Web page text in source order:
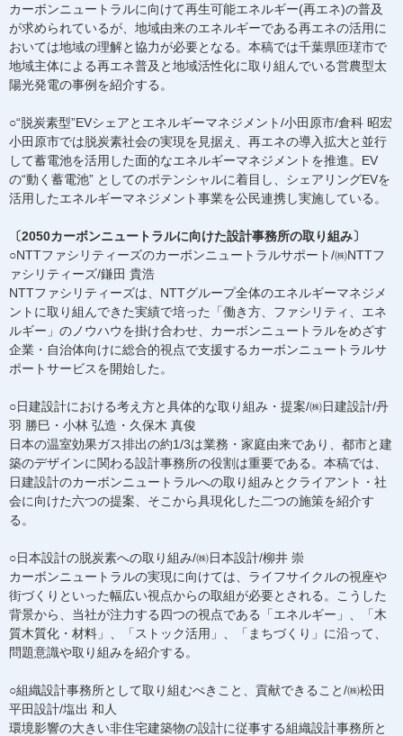
カーボンニュートラルに向けて再生可能エネルギー(再エネ)の普及
が求められているが、地域由来のエネルギーである再エネの活用に
おいては地域の理解と協力が必要となる。本稿では千葉県匝瑳市で
地域主体による再エネ普及と地域活性化に取り組んでいる営農型太
陽光発電の事例を紹介する。
○“脱炭素型”EVシェアとエネルギーマネジメント/小田原市/倉科 昭宏
小田原市では脱炭素社会の実現を見据え、再エネの導入拡大と並行
して蓄電池を活用した面的なエネルギーマネジメントを推進。EV
の“動く蓄電池” としてのポテンシャルに着目し、シェアリングEVを
活用したエネルギーマネジメント事業を公民連携し実施している。
〔2050カーボンニュートラルに向けた設計事務所の取り組み〕
○NTTファシリティーズのカーボンニュートラルサポート/㈱NTTフ
ァシリティーズ/鎌田 貴浩
NTTファシリティーズは、NTTグループ全体のエネルギーマネジメ
ントに取り組んできた実績で培った「働き方、ファシリティ、エネ
ルギー」のノウハウを掛け合わせ、カーボンニュートラルをめざす
企業・自治体向けに総合的視点で支援するカーボンニュートラルサ
ポートサービスを開始した。
○日建設計における考え方と具体的な取り組み・提案/㈱日建設計/丹
羽 勝巳・小林 弘造・久保木 真俊
日本の温室効果ガス排出の約1/3は業務・家庭由来であり、都市と建
築のデザインに関わる設計事務所の役割は重要である。本稿では、
日建設計のカーボンニュートラルへの取り組みとクライアント・社
会に向けた六つの提案、そこから具現化した二つの施策を紹介す
る。
○日本設計の脱炭素への取り組み/㈱日本設計/柳井 崇
カーボンニュートラルの実現に向けては、ライフサイクルの視座や
街づくりといった幅広い視点からの取組が必要とされる。こうした
背景から、当社が注力する四つの視点である「エネルギー」、「木
質木質化・材料」、「ストック活用」、「まちづくり」に沿って、
問題意識や取り組みを紹介する。
○組織設計事務所として取り組むべきこと、貢献できること/㈱松田
平田設計/塩出 和人
環境影響の大きい非住宅建築物の設計に従事する組織設計事務所と